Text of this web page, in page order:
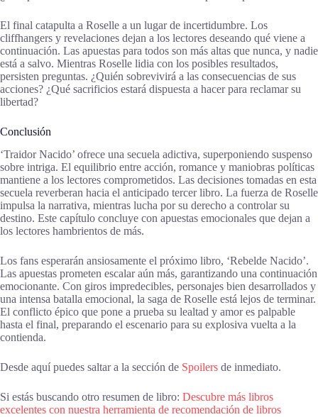
El final catapulta a Roselle a un lugar de incertidumbre. Los
cliffhangers y revelaciones dejan a los lectores deseando qué viene a
continuación. Las apuestas para todos son más altas que nunca, y nadie
está a salvo. Mientras Roselle lidia con los posibles resultados,
persisten preguntas. ¿Quién sobrevivirá a las consecuencias de sus
acciones? ¿Qué sacrificios estará dispuesta a hacer para reclamar su
libertad?
Conclusión
‘Traidor Nacido’ ofrece una secuela adictiva, superponiendo suspenso
sobre intriga. El equilibrio entre acción, romance y maniobras políticas
mantiene a los lectores comprometidos. Las decisiones tomadas en esta
secuela reverberan hacia el anticipado tercer libro. La fuerza de Roselle
impulsa la narrativa, mientras lucha por su derecho a controlar su
destino. Este capítulo concluye con apuestas emocionales que dejan a
los lectores hambrientos de más.
Los fans esperarán ansiosamente el próximo libro, ‘Rebelde Nacido’.
Las apuestas prometen escalar aún más, garantizando una continuación
emocionante. Con giros impredecibles, personajes bien desarrollados y
una intensa batalla emocional, la saga de Roselle está lejos de terminar.
El conflicto épico que pone a prueba su lealtad y amor es palpable
hasta el final, preparando el escenario para su explosiva vuelta a la
contienda.
Desde aquí puedes saltar a la sección de Spoilers de inmediato.
Si estás buscando otro resumen de libro: Descubre más libros
excelentes con nuestra herramienta de recomendación de libros